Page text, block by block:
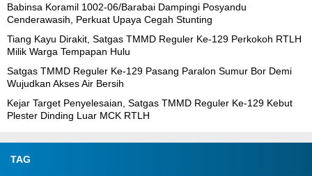
Babinsa Koramil 1002-06/Barabai Dampingi Posyandu
Cenderawasih, Perkuat Upaya Cegah Stunting
Tiang Kayu Dirakit, Satgas TMMD Reguler Ke-129 Perkokoh RTLH
Milik Warga Tempapan Hulu
Satgas TMMD Reguler Ke-129 Pasang Paralon Sumur Bor Demi
Wujudkan Akses Air Bersih
Kejar Target Penyelesaian, Satgas TMMD Reguler Ke-129 Kebut
Plester Dinding Luar MCK RTLH
TAG